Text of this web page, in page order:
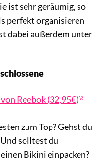
ist sehr geräumig, so
perfekt organisieren
dabei außerdem unter
Reebok (32,95€)
zum Top? Gehst du
solltest du
Bikini einpacken?